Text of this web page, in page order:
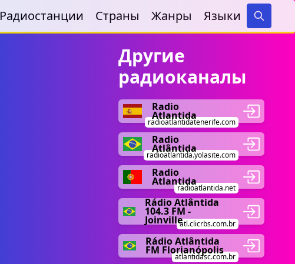
Радиостанции Страны Жанры Языки
Search
Другие
радиоканалы
Radio
Atlantida
radioatlantidatenerife.com
Radio
Atlântida
radioatlantida.yolasite.com
Radio
Atlantida
radioatlantida.net
Rádio Atlântida
104.3 FM -
Joinvilleatl.clicrbs.com.br
Rádio Atlântida
FM Florianópolis
atlantidasc.com.br